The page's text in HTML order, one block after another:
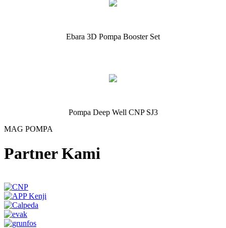
Ebara 3D Pompa Booster Set
Pompa Deep Well CNP SJ3
MAG POMPA
Partner Kami